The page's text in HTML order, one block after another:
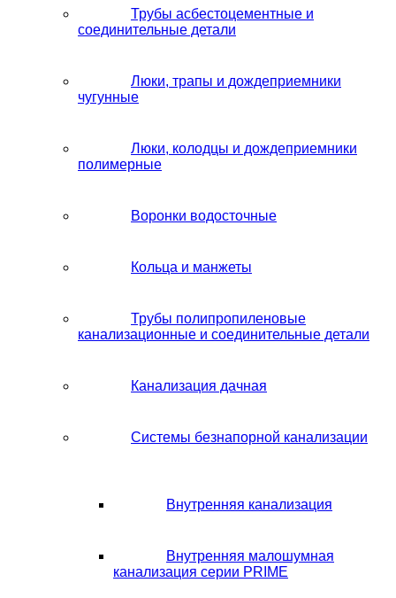
Трубы асбестоцементные и
соединительные детали
Люки, трапы и дождеприемники
чугунные
Люки, колодцы и дождеприемники
полимерные
Воронки водосточные
Кольца и манжеты
Трубы полипропиленовые
канализационные и соединительные детали
Канализация дачная
Системы безнапорной канализации
Внутренняя канализация
Внутренняя малошумная
канализация серии PRIME